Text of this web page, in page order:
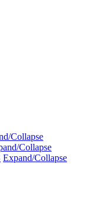
Collapse
Collapse
Expand/Collapse